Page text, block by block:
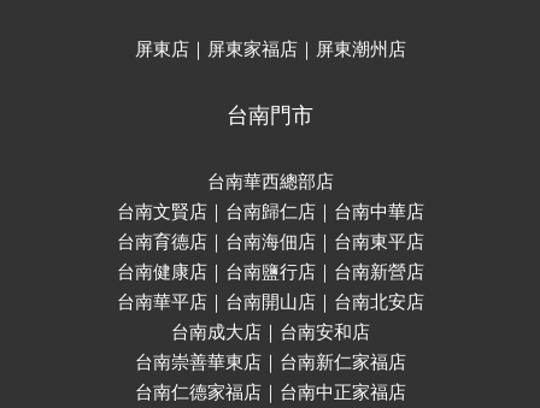
屏東店｜屏東家福店｜屏東潮州店
台南門市
台南華西總部店
台南文賢店｜台南歸仁店｜台南中華店
台南育德店｜台南海佃店｜台南東平店
台南健康店｜台南鹽行店｜台南新營店
台南華平店｜台南開山店｜台南北安店
台南成大店｜台南安和店
台南崇善華東店｜台南新仁家福店
台南仁德家福店｜台南中正家福店